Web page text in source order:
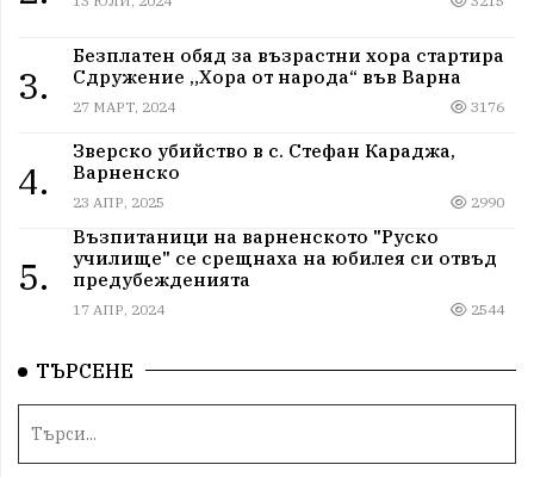
3.
Безплатен обяд за възрастни хора стартира
Сдружение „Хора от народа“ във Варна
27 МАРТ, 2024 3176
4.
Зверско убийство в с. Стефан Караджа,
Варненско
23 АПР, 2025 2990
5.
Възпитаници на варненското "Руско
училище" се срещнаха на юбилея си отвъд
предубежденията
17 АПР, 2024 2544
ТЪРСЕНЕ